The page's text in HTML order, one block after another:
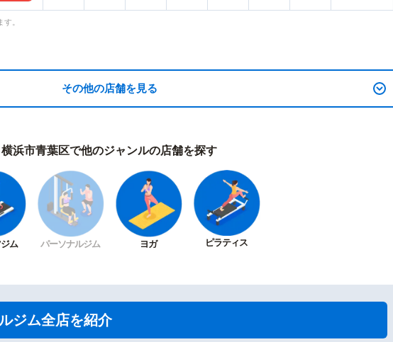
。
その他の店舗を見る
横浜市青葉区で他のジャンルの店舗を探す
ム パーソナルジム ヨガ ピラティス
ジム全店を紹介